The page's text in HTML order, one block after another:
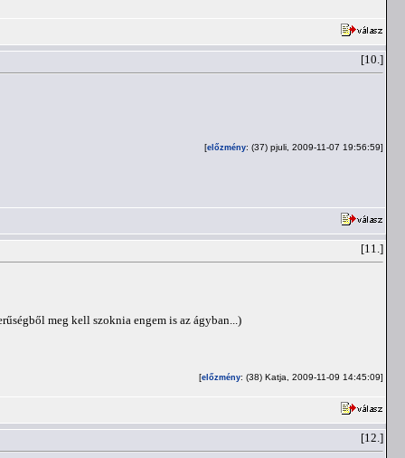
[10.]
[előzmény: (37) pjuli, 2009-11-07 19:56:59]
[11.]
meg kell szoknia engem is az ágyban...)
[előzmény: (38) Katja, 2009-11-09 14:45:09]
[12.]